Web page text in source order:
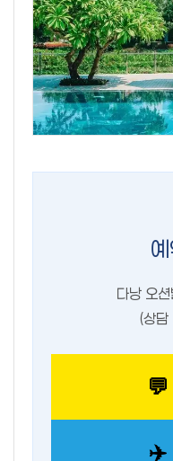
다낭 오
(상
💬
✈️